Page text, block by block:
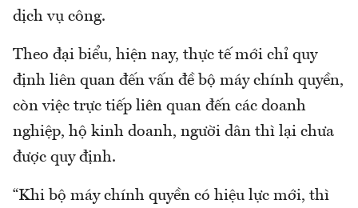
dịch vụ công.
Theo đại biểu, hiện nay, thực tế mới chỉ quy
định liên quan đến vấn đề bộ máy chính quyền,
còn việc trực tiếp liên quan đến các doanh
nghiệp, hộ kinh doanh, người dân thì lại chưa
được quy định.
“Khi bộ máy chính quyền có hiệu lực mới, thì